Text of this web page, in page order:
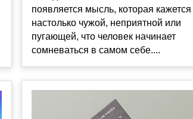
появляется мысль, которая кажется
настолько чужой, неприятной или
пугающей, что человек начинает
сомневаться в самом себе....